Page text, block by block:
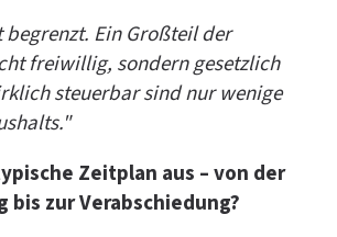
begrenzt. Ein Großteil der
freiwillig, sondern gesetzlich
steuerbar sind nur wenige
Zeitplan aus – von der
bis zur Verabschiedung?